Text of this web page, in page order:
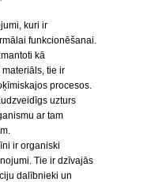
kuri ir
funkcionēšanai.
kā
tie ir
procesos.
uzturs
ar tam
ir organiski
Tie ir dzīvajās
dalībnieki un